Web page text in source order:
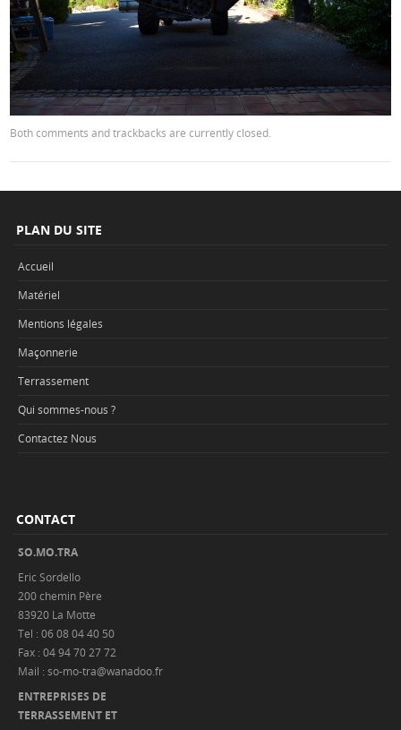
Both comments and trackbacks are currently closed.
PLAN DU SITE
Accueil
Matériel
Mentions légales
Maçonnerie
Terrassement
Qui sommes-nous ?
Contactez Nous
CONTACT
SO.MO.TRA
Eric Sordello
200 chemin Père
83920 La Motte
Tel : 06 08 04 40 50
Fax : 04 94 70 27 72
Mail : so-mo-tra@wanadoo.fr
ENTREPRISES DE
TERRASSEMENT ET